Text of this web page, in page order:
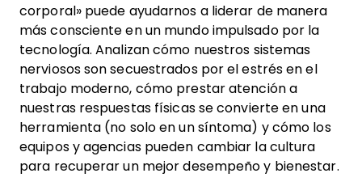
corporal» puede ayudarnos a liderar de manera
más consciente en un mundo impulsado por la
tecnología. Analizan cómo nuestros sistemas
nerviosos son secuestrados por el estrés en el
trabajo moderno, cómo prestar atención a
nuestras respuestas físicas se convierte en una
herramienta (no solo en un síntoma) y cómo los
equipos y agencias pueden cambiar la cultura
para recuperar un mejor desempeño y bienestar.